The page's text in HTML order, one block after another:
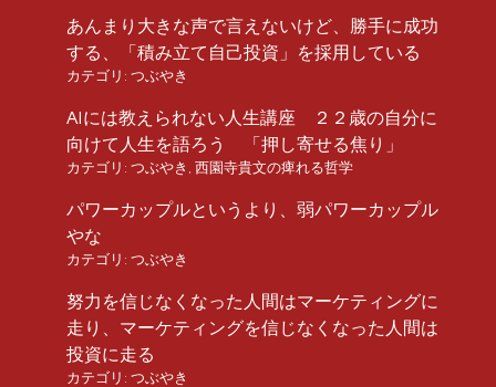
あんまり大きな声で言えないけど、勝手に成功
する、「積み立て自己投資」を採用している
カテゴリ: つぶやき
AIには教えられない人生講座 ２２歳の自分に
向けて人生を語ろう 「押し寄せる焦り」
カテゴリ: つぶやき , 西園寺貴文の痺れる哲学
パワーカップルというより、弱パワーカップル
やな
カテゴリ: つぶやき
努力を信じなくなった人間はマーケティングに
走り、マーケティングを信じなくなった人間は
投資に走る
カテゴリ: つぶやき